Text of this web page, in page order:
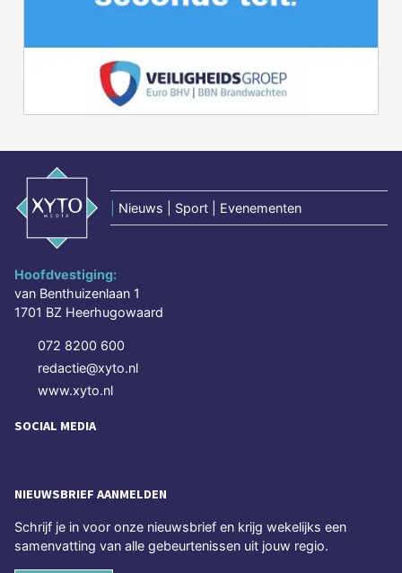
Nieuws | Sport | Evenementen
Hoofdvestiging:
van Benthuizenlaan 1
1701 BZ Heerhugowaard
072 8200 600
redactie@xyto.nl
www.xyto.nl
SOCIAL MEDIA
NIEUWSBRIEF AANMELDEN
Schrijf je in voor onze nieuwsbrief en krijg wekelijks een
samenvatting van alle gebeurtenissen uit jouw regio.